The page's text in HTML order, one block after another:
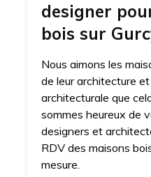
designer
bois sur
Nous aimons les
de leur architecture
architecturale que
sommes heureux de
designers et
RDV des maisons
mesure.